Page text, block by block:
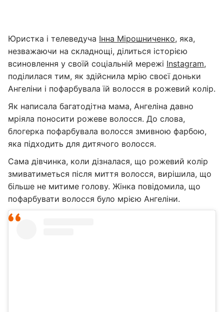
Юристка і телеведуча Інна Мірошниченко, яка,
незважаючи на складнощі, ділиться історією
всиновлення у своїй соціальній мережі Instagram,
поділилася тим, як здійснила мрію своєї доньки
Ангеліни і пофарбувала їй волосся в рожевий колір.
Як написала багатодітна мама, Ангеліна давно
мріяла поносити рожеве волосся. До слова,
блогерка пофарбувала волосся змивною фарбою,
яка підходить для дитячого волосся.
Сама дівчинка, коли дізналася, що рожевий колір
змиватиметься після миття волосся, вирішила, що
більше не митиме голову. Жінка повідомила, що
пофарбувати волосся було мрією Ангеліни.